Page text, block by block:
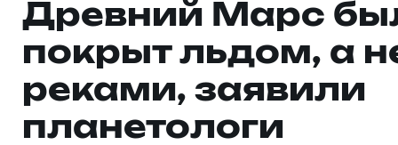
Древний Марс
покрыт льдом, а
реками, заявили
планетологи